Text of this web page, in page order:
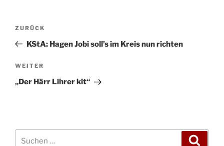
Beitragsnavigation
Vorheriger
Beitrag
ZURÜCK
KStA: Hagen Jobi soll’s im Kreis nun richten
Nächster
Beitrag
WEITER
„Der Härr Lihrer kit“